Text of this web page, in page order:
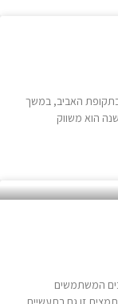
האביב, במשך
הוא משווק
המשתמשים